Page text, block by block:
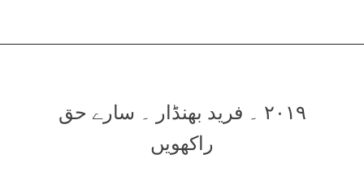
۲۰۱۹ ۔ فرید بھنڈار ۔ سارے حق
راکھویں